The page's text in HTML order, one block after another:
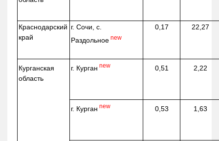
Краснодарский
край
г. Сочи, с.
Раздольное new
0,17 22,27
Курганская
область
г. Курган new 0,51 2,22
г. Курган new 0,53 1,63